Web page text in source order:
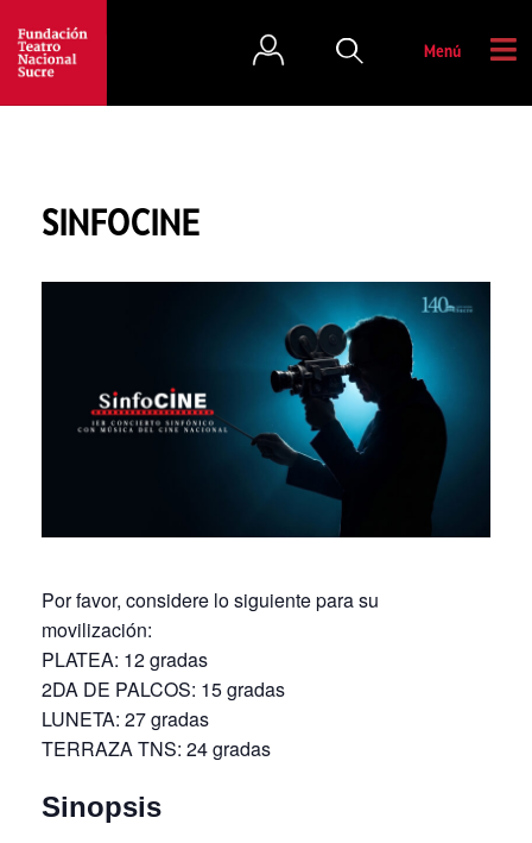
Menú
SINFOCINE
Por favor, considere lo siguiente para su
movilización:
PLATEA: 12 gradas
2DA DE PALCOS: 15 gradas
LUNETA: 27 gradas
TERRAZA TNS: 24 gradas
Sinopsis